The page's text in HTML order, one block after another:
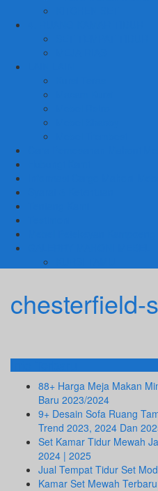
chesterfield-
Info Terbaru
88+ Harga Meja Makan
Baru 2023/2024
9+ Desain Sofa Ruang
Trend 2023, 2024 Dan
Set Kamar Tidur Mewah
2024 | 2025
Jual Tempat Tidur Set
Kamar Set Mewah